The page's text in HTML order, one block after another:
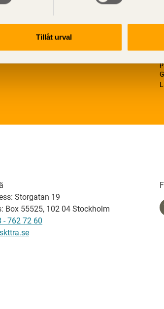
Tillåt urval
Storgatan 19
Box 55525, 102 04 Stockholm
- 762 72 60